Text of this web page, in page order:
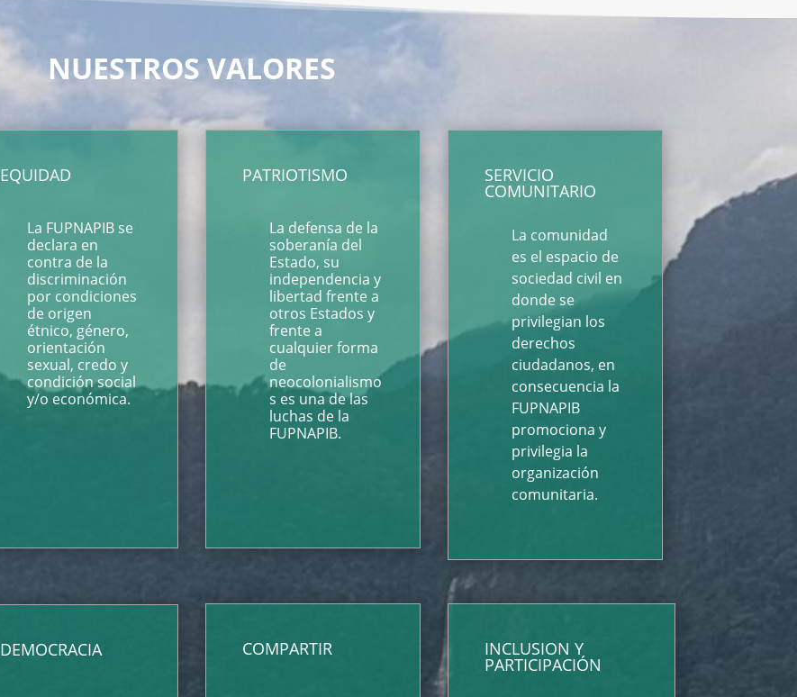
NUESTROS VALORES
EQUIDAD
La FUPNAPIB se
declara en
contra de la
discriminación
por condiciones
de origen
étnico, género,
orientación
sexual, credo y
condición social
y/o económica.
PATRIOTISMO
La defensa de la
soberanía del
Estado, su
independencia y
libertad frente a
otros Estados y
frente a
cualquier forma
de
neocolonialismo
s es una de las
luchas de la
FUPNAPIB.
SERVICIO
COMUNITARIO
La comunidad
es el espacio de
sociedad civil en
donde se
privilegian los
derechos
ciudadanos, en
consecuencia la
FUPNAPIB
promociona y
privilegia la
organización
comunitaria.
DEMOCRACIA COMPARTIR INCLUSION Y
PARTICIPACIÓN